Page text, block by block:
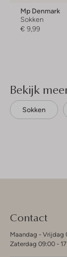
Mp Denmark
Sokken
€ 9,99
Bekijk
Sokken
Contact
Maandag - Vrijdag
Zaterdag 09:00 -